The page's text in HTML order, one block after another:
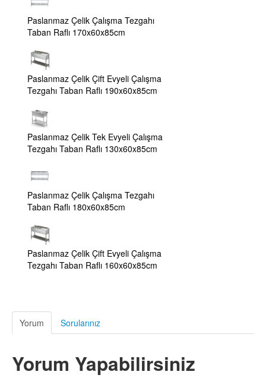
Paslanmaz Çelik Çalışma Tezgahı
Taban Raflı 170x60x85cm
Paslanmaz Çelik Çift Evyeli Çalışma
Tezgahı Taban Raflı 190x60x85cm
Paslanmaz Çelik Tek Evyeli Çalışma
Tezgahı Taban Raflı 130x60x85cm
Paslanmaz Çelik Çalışma Tezgahı
Taban Raflı 180x60x85cm
Paslanmaz Çelik Çift Evyeli Çalışma
Tezgahı Taban Raflı 160x60x85cm
Yorum Sorularınız
Yorum Yapabilirsiniz